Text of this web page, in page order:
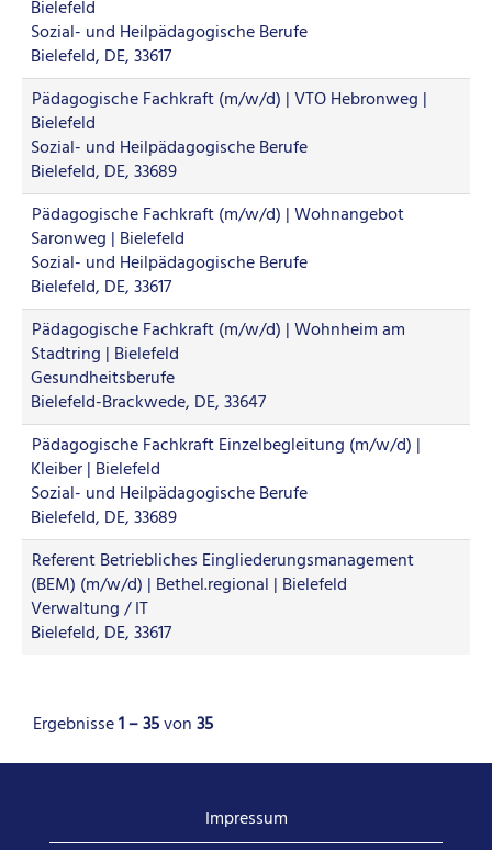
Bielefeld
Sozial- und Heilpädagogische Berufe
Bielefeld, DE, 33617
Pädagogische Fachkraft (m/w/d) | VTO Hebronweg |
Bielefeld
Sozial- und Heilpädagogische Berufe
Bielefeld, DE, 33689
Pädagogische Fachkraft (m/w/d) | Wohnangebot
Saronweg | Bielefeld
Sozial- und Heilpädagogische Berufe
Bielefeld, DE, 33617
Pädagogische Fachkraft (m/w/d) | Wohnheim am
Stadtring | Bielefeld
Gesundheitsberufe
Bielefeld-Brackwede, DE, 33647
Pädagogische Fachkraft Einzelbegleitung (m/w/d) |
Kleiber | Bielefeld
Sozial- und Heilpädagogische Berufe
Bielefeld, DE, 33689
Referent Betriebliches Eingliederungsmanagement
(BEM) (m/w/d) | Bethel.regional | Bielefeld
Verwaltung / IT
Bielefeld, DE, 33617
Ergebnisse1 – 35von35
Impressum